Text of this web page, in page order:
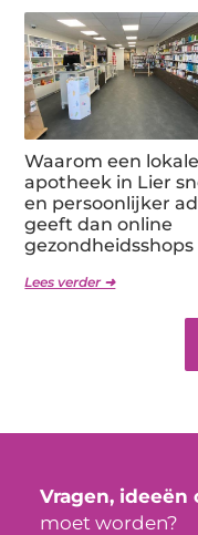
Waarom een lokale
apotheek in Lier
en persoonlijker
geeft dan online
gezondheidsshops
Lees verder ➜
Vragen, ideeën
moet worden?